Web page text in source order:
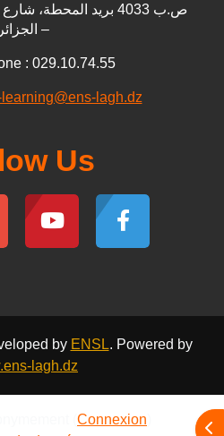
– الجزائر
: 029.10.74.55
lagh.dz
Us
by ENSL. Powered by
lagh.dz
Connexion